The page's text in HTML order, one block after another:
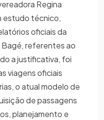
Regina
estudo técnico,
oficiais da
Bagé, referentes ao
a justificativa, foi
viagens oficiais
o atual modelo de
de passagens
planejamento e